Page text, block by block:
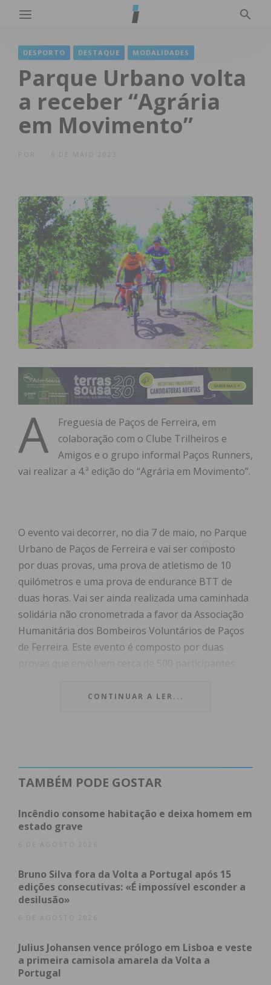
DESPORTO DESTAQUE MODALIDADES
Parque Urbano volta
a receber “Agrária
em Movimento”
6 DE MAIO 2023
A
Freguesia de Paços de Ferreira, em
colaboração com o Clube Trilheiros e
Amigos e o grupo informal Paços Runners,
vai realizar a 4.ª edição do “Agrária em Movimento”.
O evento vai decorrer, no dia 7 de maio, no Parque
Urbano de Paços de Ferreira e vai ser composto
por duas provas, uma prova de atletismo de 10
quilómetros e uma prova de endurance BTT de
duas horas. Vai ser ainda realizada uma caminhada
solidária não cronometrada a favor da Associação
Humanitária dos Bombeiros Voluntários de Paços
de Ferreira. Este evento é composto por duas
Este evento tem como objetivo dar a conhecer cada
CONTINUAR A LER...
TAMBÉM PODE GOSTAR
Incêndio consome habitação e deixa homem em
estado grave
6 DE AGOSTO 2026
Bruno Silva fora da Volta a Portugal após 15
edições consecutivas: «É impossível esconder a
desilusão»
6 DE AGOSTO 2026
Julius Johansen vence prólogo em Lisboa e veste
a primeira camisola amarela da Volta a
Portugal